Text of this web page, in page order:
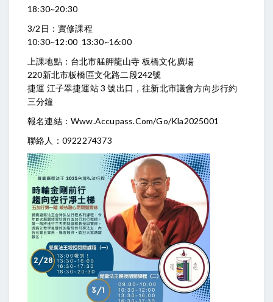
18:30~20:30
3/2日：實修課程
10:30~12:00 13:30~16:00
上課地點：台北市艋舺龍山寺 板橋文化廣場
220新北市板橋區文化路二段242號
捷運 江子翠捷運站 3 號出口，往新北市議會方向步行約
三分鐘
報名連結： Www.accupass.com/go/kla2025001
聯絡人：0922274373